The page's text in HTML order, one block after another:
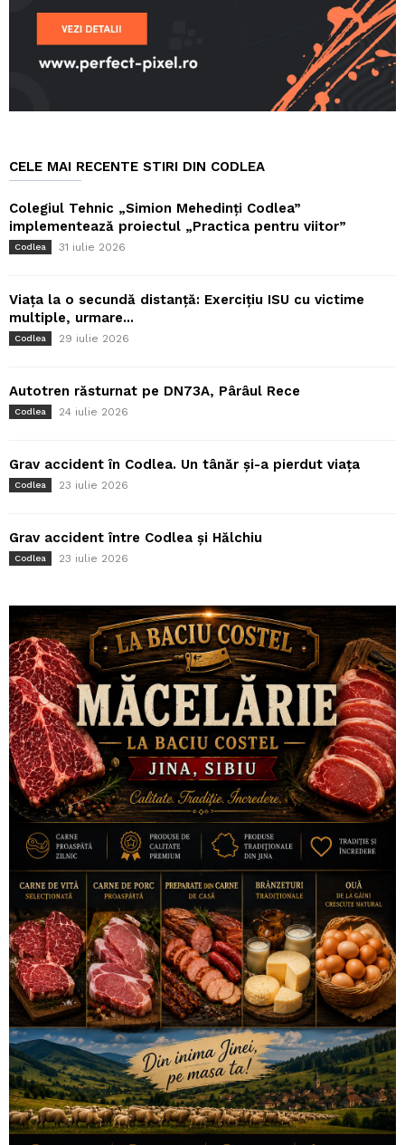
CELE MAI RECENTE STIRI DIN CODLEA
Colegiul Tehnic „Simion Mehedinți Codlea”
implementează proiectul „Practica pentru viitor”
Codlea 31 iulie 2026
Viața la o secundă distanță: Exercițiu ISU cu victime
multiple, urmare...
Codlea 29 iulie 2026
Autotren răsturnat pe DN73A, Pârâul Rece
Codlea 24 iulie 2026
Grav accident în Codlea. Un tânăr și-a pierdut viața
Codlea 23 iulie 2026
Grav accident între Codlea și Hălchiu
Codlea 23 iulie 2026